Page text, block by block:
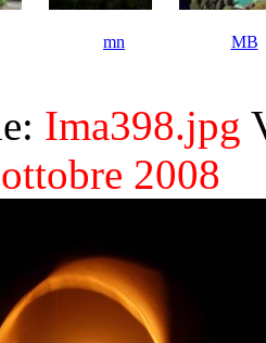
mn MB
Ima398.jpg
2008